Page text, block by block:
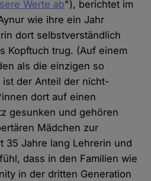
Werte ab"), berichtet im
wie ihre ein Jahr
dort selbstverständlich
Kopftuch trug. (Auf einem
als die einzigen so
der Anteil der nicht-
dort auf einen
gesunken und gehören
Mädchen zur
35 Jahre lang Lehrerin und
dass in den Familien wie
in der dritten Generation